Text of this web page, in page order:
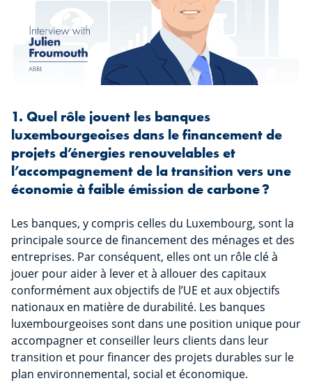
1. Quel rôle jouent les banques
luxembourgeoises dans le financement de
projets d’énergies renouvelables et
l’accompagnement de la transition vers une
économie à faible émission de carbone ?
Les banques, y compris celles du Luxembourg, sont la
principale source de financement des ménages et des
entreprises. Par conséquent, elles ont un rôle clé à
jouer pour aider à lever et à allouer des capitaux
conformément aux objectifs de l’UE et aux objectifs
nationaux en matière de durabilité. Les banques
luxembourgeoises sont dans une position unique pour
accompagner et conseiller leurs clients dans leur
transition et pour financer des projets durables sur le
plan environnemental, social et économique.